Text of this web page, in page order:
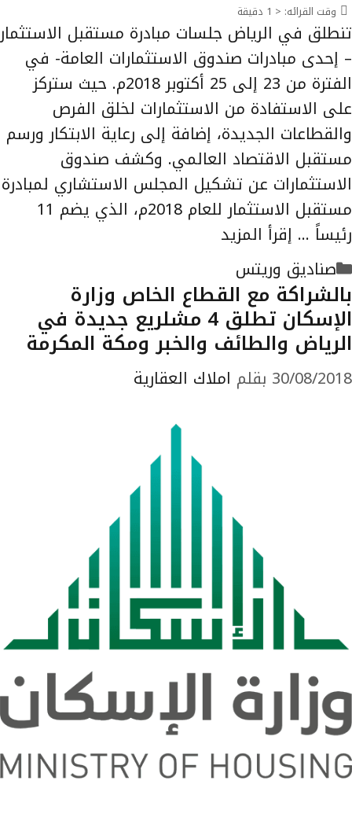
وقت القرائه: < 1 دقيقة
تنطلق في الرياض جلسات مبادرة مستقبل الاستثمار
– إحدى مبادرات صندوق الاستثمارات العامة- في
الفترة من 23 إلى 25 أكتوبر 2018م. حيث ستركز
على الاستفادة من الاستثمارات لخلق الفرص
والقطاعات الجديدة، إضافة إلى رعاية الابتكار ورسم
مستقبل الاقتصاد العالمي. وكشف صندوق
الاستثمارات عن تشكيل المجلس الاستشاري لمبادرة
مستقبل الاستثمار للعام 2018م، الذي يضم 11
رئيساً … إقرأ المزيد
التصنيفات
صناديق وريتس
بالشراكة مع القطاع الخاص وزارة
الإسكان تطلق 4 مشلريع جديدة في
الرياض والطائف والخبر ومكة المكرمة
30/08/2018 بقلم املاك العقارية